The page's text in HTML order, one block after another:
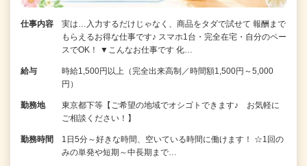
仕事内容
実は…入力するだけじゃなく、商品をタダで試せて 報酬まで
もらえるお得な仕事です♪ スマホ1台・完全在宅・自分のペー
スでOK！ ▼こんなお仕事です 化…
給与
時給1,500円以上（完全出来高制／時間額1,500円～5,000
円）
勤務地
東京都下等【ご希望の地域でオシゴトできます♪ お気軽に
ご相談ください！】
勤務時間
1日5分～好きな時間、空いている時間に働けます！ ☆1回の
みの単発や短期～中長期まで…